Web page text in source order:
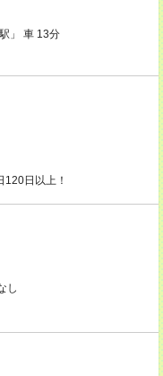
」 車 13分
日以上！
し